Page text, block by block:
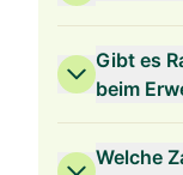
3
Gibt es
beim
Welche